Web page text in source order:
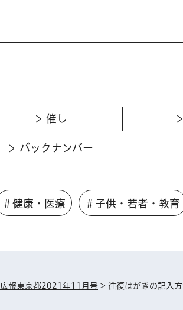
催し
バックナンバー
＃健康・医療 ＃子供・若者・教育
広報東京都2021年11月号 > 往復はがきの記入